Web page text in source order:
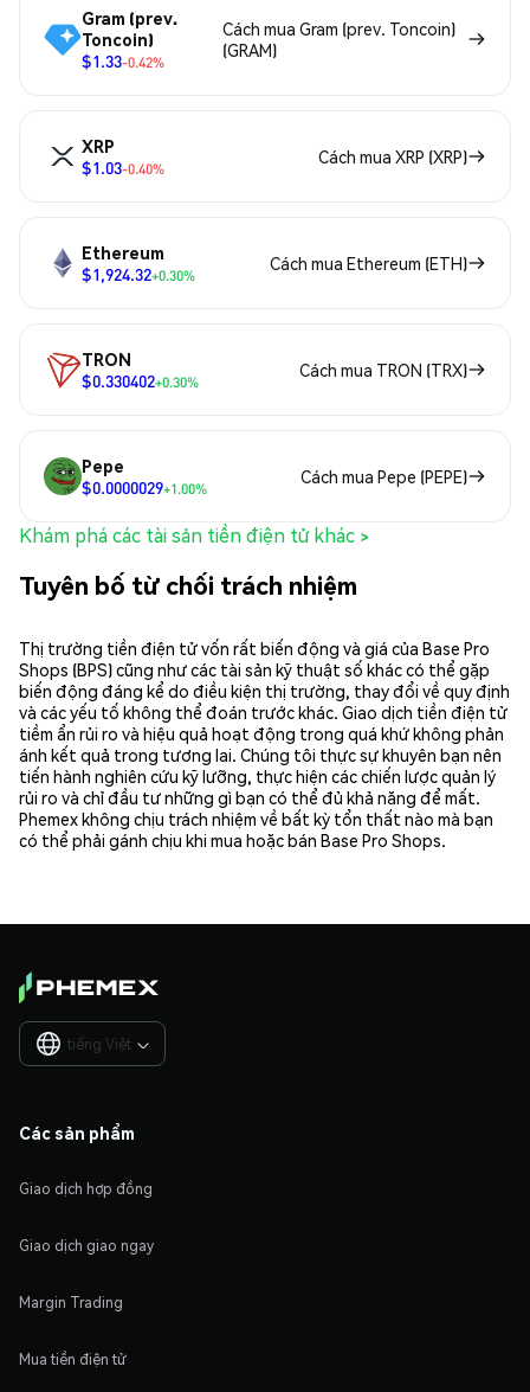
Gram (prev.
Toncoin)
$1.33-0.42%
Cách mua Gram (prev. Toncoin)
(GRAM)
XRP
$1.03-0.40%
Cách mua XRP (XRP)
Ethereum
$1,924.32+0.30%
Cách mua Ethereum (ETH)
TRON
$0.330402+0.30%
Cách mua TRON (TRX)
Pepe
$0.0000029+1.00%
Cách mua Pepe (PEPE)
Khám phá các tài sản tiền điện tử khác >
Tuyên bố từ chối trách nhiệm
Thị trường tiền điện tử vốn rất biến động và giá của Base Pro
Shops (BPS) cũng như các tài sản kỹ thuật số khác có thể gặp
biến động đáng kể do điều kiện thị trường, thay đổi về quy định
và các yếu tố không thể đoán trước khác. Giao dịch tiền điện tử
tiềm ẩn rủi ro và hiệu quả hoạt động trong quá khứ không phản
ánh kết quả trong tương lai. Chúng tôi thực sự khuyên bạn nên
tiến hành nghiên cứu kỹ lưỡng, thực hiện các chiến lược quản lý
rủi ro và chỉ đầu tư những gì bạn có thể đủ khả năng để mất.
Phemex không chịu trách nhiệm về bất kỳ tổn thất nào mà bạn
có thể phải gánh chịu khi mua hoặc bán Base Pro Shops.
tiếng Việt 
Các sản phẩm
Giao dịch hợp đồng
Giao dịch giao ngay
Margin Trading
Mua tiền điện tử